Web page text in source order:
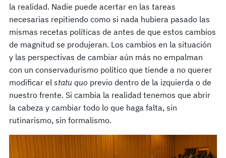
la realidad. Nadie puede acertar en las tareas
necesarias repitiendo como si nada hubiera pasado las
mismas recetas políticas de antes de que estos cambios
de magnitud se produjeran. Los cambios en la situación
y las perspectivas de cambiar aún más no empalman
con un conservadurismo político que tiende a no querer
modificar el statu quo previo dentro de la izquierda o de
nuestro frente. Si cambia la realidad tenemos que abrir
la cabeza y cambiar todo lo que haga falta, sin
rutinarismo, sin formalismo.